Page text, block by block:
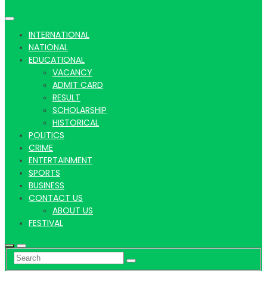
news |
Latest
Hindi
News
INTERNATIONAL
NATIONAL
EDUCATIONAL
VACANCY
ADMIT CARD
RESULT
SCHOLARSHIP
HISTORICAL
POLITICS
CRIME
ENTERTAINMENT
SPORTS
BUSINESS
CONTACT US
ABOUT US
FESTIVAL